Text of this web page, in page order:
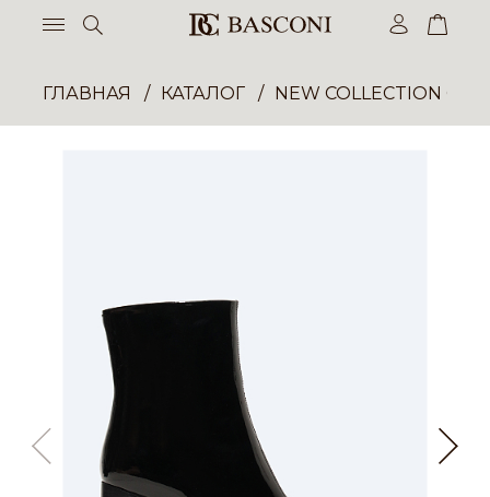
ГЛАВНАЯ КАТАЛОГ NEW COLLECTION